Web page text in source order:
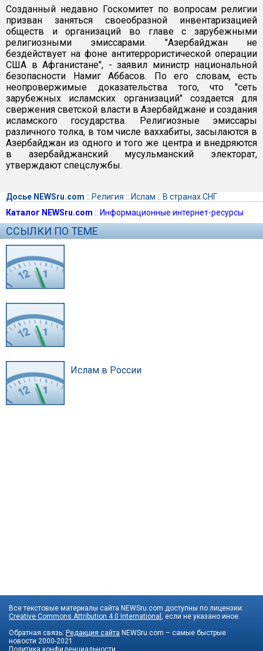
Созданный недавно Госкомитет по вопросам религии
призван заняться своеобразной инвентаризацией
обществ и организаций во главе с зарубежными
религиозными эмиссарами. "Азербайджан не
бездействует на фоне антитеррористической операции
США в Афганистане", - заявил министр национальной
безопасности Намиг Аббасов. По его словам, есть
неопровержимые доказательства того, что "сеть
зарубежных исламских организаций" создается для
свержения светской власти в Азербайджане и создания
исламского государства. Религиозные эмиссары
различного толка, в том числе ваххабиты, засылаются в
Азербайджан из одного и того же центра и внедряются
в азербайджанский мусульманский электорат,
утверждают спецслужбы.
Досье NEWSru.com :: Религия :: Ислам :: В странах СНГ
Каталог NEWSru.com :: Информационные интернет-ресурсы
ССЫЛКИ ПО ТЕМЕ
Ислам в России
Все текстовые материалы сайта NEWSru.com доступны по лицензии:
Creative Commons Attribution 4.0 International
, если не указано иное.
Обратная связь: Редакция сайта NEWSru.com – самые быстрые
новости 2000-2021
Политика конфиденциальности